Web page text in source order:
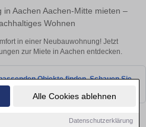
Alle Cookies ablehnen
Datenschutzerklärung
Aachen Aachen-Mitte mieten –
Wohnen
in einer Neubauwohnung! Jetzt
zur Miete in Aachen entdecken.
Objekte finden. Schauen Sie